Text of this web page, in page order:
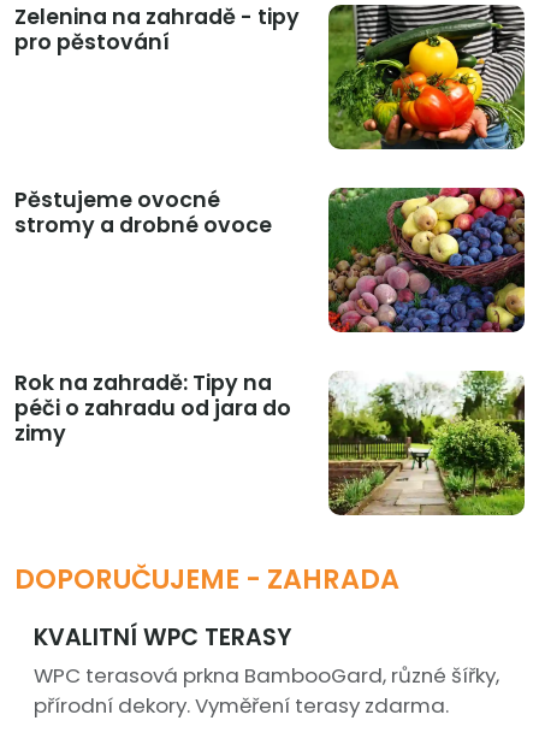
Zelenina na zahradě - tipy
pro pěstování
Pěstujeme ovocné
stromy a drobné ovoce
Rok na zahradě: Tipy na
péči o zahradu od jara do
zimy
DOPORUČUJEME - ZAHRADA
KVALITNÍ WPC TERASY
WPC terasová prkna BambooGard, různé šířky,
přírodní dekory. Vyměření terasy zdarma.